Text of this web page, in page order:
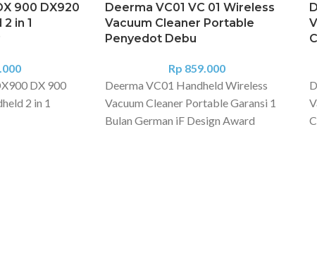
900 DX920
in 1
DX 900
2 in 1
Deerma VC01 VC 01 Wireless
Vacuum Cleaner Portable
Penyedot Debu
Rp 859.000
Deerma VC01 Handheld Wireless
Vacuum Cleaner Portable Garansi 1
Bulan German iF Design Award